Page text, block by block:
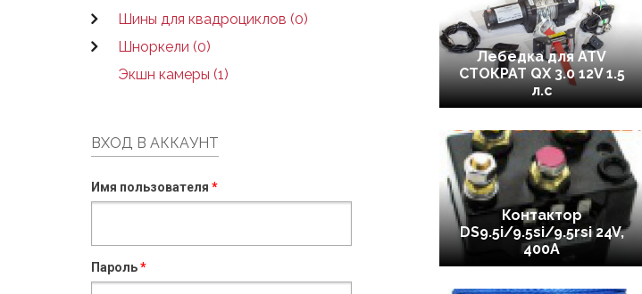
Шины для квадроциклов (0)
Шноркели (0)
Экшн камеры (1)
ВХОД В АККАУНТ
Имя пользователя *
Пароль*
Лебедка для ATV
СТОКРАТ QX 3.0 12V 1.5
л.с
Контактор
DS9.5i/9.5si/9.5rsi 24V,
400A